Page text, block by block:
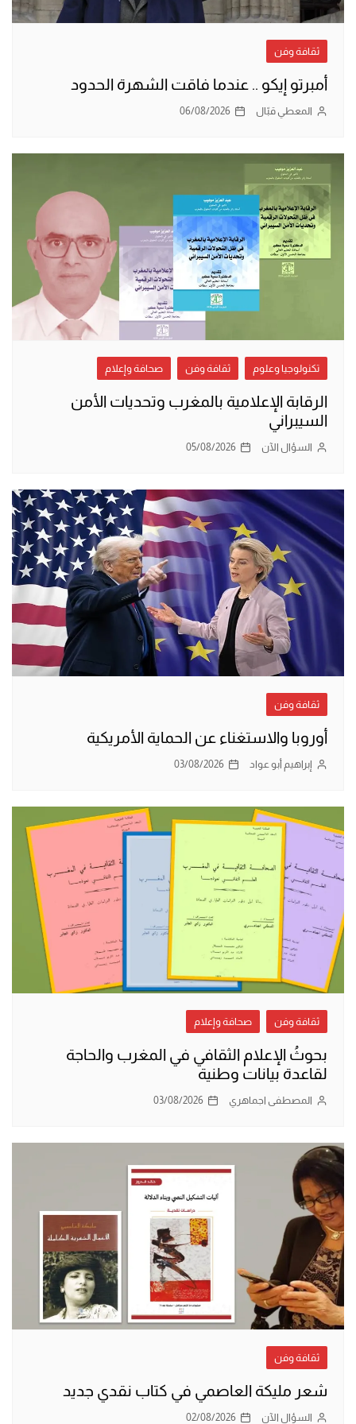
ثقافة وفن
أمبرتو إيكو .. عندما فاقت الشهرة الحدود
المعطي قبّال 06/08/2026
تكنولوجيا وعلوم ثقافة وفن صحافة وإعلام
الرقابة الإعلامية بالمغرب وتحديات الأمن
السيبراني
السؤال الآن 05/08/2026
ثقافة وفن
أوروبا والاستغناء عن الحماية الأمريكية
إبراهيم أبو عواد 03/08/2026
ثقافة وفن صحافة وإعلام
بحوثُ الإعلام الثقافي في المغرب والحاجة
لقاعدة بيانات وطنية
المصطفى اجماهري 03/08/2026
ثقافة وفن
شعر مليكة العاصمي في كتاب نقدي جديد
السؤال الآن 02/08/2026